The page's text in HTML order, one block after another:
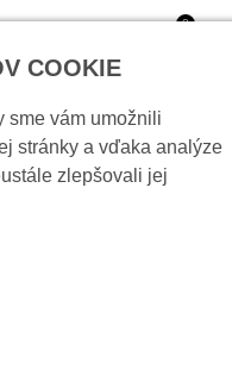
0
Modul pre integráciu
COOKIE
sme vám umožnili
stránky a vďaka analýze
zlepšovali jej